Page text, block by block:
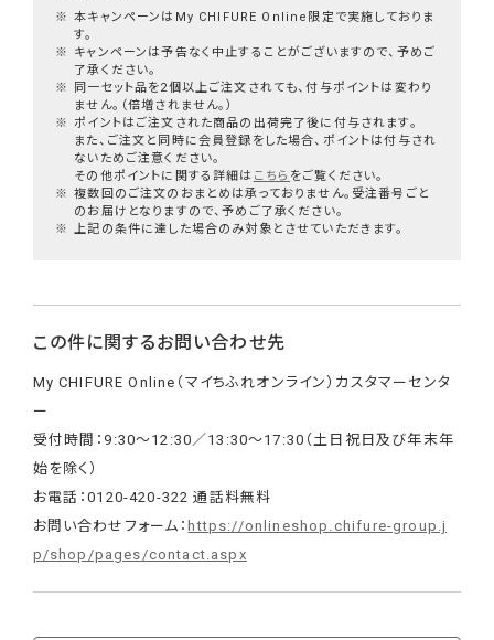
※ 本キャンペーンはMy CHIFURE Online限定で実施しておりま
す。
※
キャンペーンは予告なく中止することがございますので、予めご
了承ください。
※
同一セット品を2個以上ご注文されても、付与ポイントは変わり
ません。（倍増されません。）
※
ポイントはご注文された商品の出荷完了後に付与されます。
また、ご注文と同時に会員登録をした場合、ポイントは付与され
ないためご注意ください。
その他ポイントに関する詳細は こちら をご覧ください。
※ 複数回のご注文のおまとめは承っておりません。受注番号ごと
のお届けとなりますので、予めご了承ください。
※ 上記の条件に達した場合のみ対象とさせていただきます。
この件に関するお問い合わせ先
My CHIFURE Online（マイちふれオンライン）カスタマーセンタ
ー
受付時間：9:30～12:30／13:30～17:30（土日祝日及び年末年
始を除く）
お電話：0120-420-322 通話料無料
お問い合わせフォーム： https://onlineshop.chifure-group.j
p/shop/pages/contact.aspx